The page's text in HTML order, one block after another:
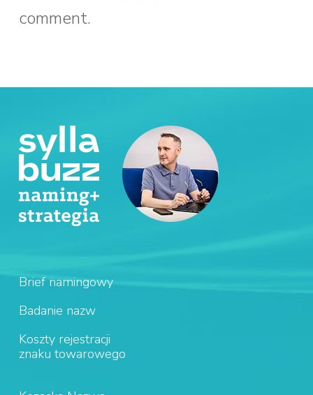
comment.
Brief namingowy
Badanie nazw
Koszty rejestracji
znaku towarowego